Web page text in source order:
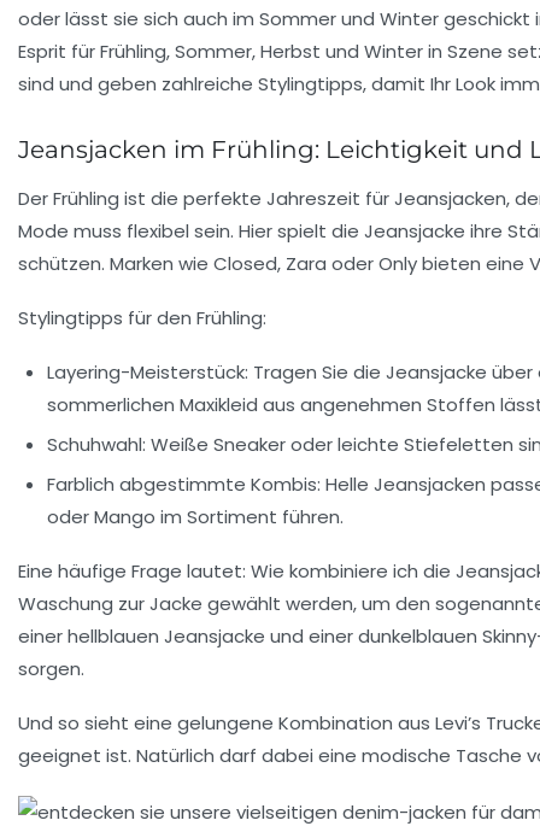
oder lässt sie sich auch im Sommer und Winter geschickt
Esprit für Frühling, Sommer, Herbst und Winter in Szene
sind und geben zahlreiche Stylingtipps, damit Ihr Look
Jeansjacken im Frühling: Leichtigkeit und
Der Frühling ist die perfekte Jahreszeit für Jeansjacken,
Mode muss flexibel sein. Hier spielt die Jeansjacke ihre
schützen. Marken wie Closed, Zara oder Only bieten eine
Stylingtipps für den Frühling:
Layering-Meisterstück: Tragen Sie die Jeansjacke
sommerlichen Maxikleid aus angenehmen Stoffen
Schuhwahl: Weiße Sneaker oder leichte Stiefeletten
Farblich abgestimmte Kombis: Helle Jeansjacken
oder Mango im Sortiment führen.
Eine häufige Frage lautet: Wie kombiniere ich die
Waschung zur Jacke gewählt werden, um den
einer hellblauen Jeansjacke und einer dunkelblauen
sorgen.
Und so sieht eine gelungene Kombination aus Levi’s
geeignet ist. Natürlich darf dabei eine modische Tasche